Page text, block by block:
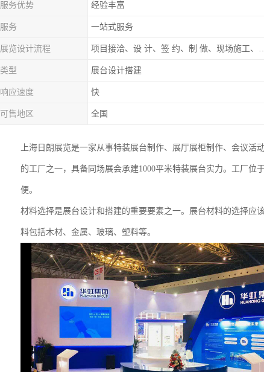
服务优势 经验丰富
服务 一站式服务
展览设计流程 项目接洽、设 计、签 约、制 做
类型 展台设计搭建
响应速度 快
可售地区 全国
上海日朗展览是一家从事特装展台制作、展厅展柜制作、会议
的工厂之一，具备同场展会承建1000平米特装展台实力。工厂
便。
材料选择是展台设计和搭建的重要要素之一。展台材料的选择应
料包括木材、金属、玻璃、塑料等。